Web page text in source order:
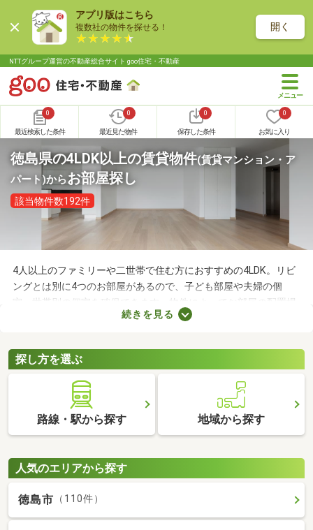
アプリ版はこちら
複数社の物件を探せる！ 開く
NTTグループ運営の不動産総合サイト goo住宅・不動産
0
最近検索した条件
0
最近見た物件
0
保存した条件
0
お気に入り
徳島県の4LDK以上の賃貸物件(賃貸マンション・ア
パート)からお部屋探し
該当物件数192件
4人以上のファミリーや二世帯で住む方におすすめの4LDK。リビ
ングとは別に4つのお部屋があるので、子ども部屋や夫婦の個
室、世帯別の個室を確保できます。物件によってお部屋の配置場
所が異なるので、内見前に間取りをチェックすることがおすすめ
します。
続きを見る
探し方を選ぶ
路線・駅から探す 地域から探す
人気のエリアから探す
徳島市 （110件）